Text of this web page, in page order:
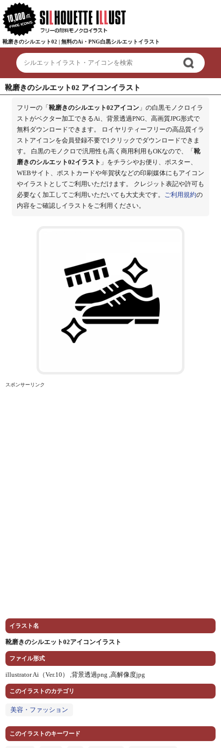
靴磨きのシルエット02 | 無料のAi・PNG白黒シルエットイラスト
靴磨きのシルエット02 アイコンイラスト
フリーの「 靴磨きのシルエット02アイコン」の白黒モノクロイラ
ストがベクター加工できるAi、背景透過PNG、高画質JPG形式で
無料ダウンロードできます。 ロイヤリティーフリーの高品質イラ
ストアイコンを会員登録不要で1クリックでダウンロードできま
す。 白黒のモノクロで汎用性も高く商用利用もOKなので、「 靴
磨きのシルエット02イラスト 」をチラシやお便り、ポスター、
WEBサイト、ポストカードや年賀状などの印刷媒体にもアイコン
やイラストとしてご利用いただけます。 クレジット表記や許可も
必要なく加工してご利用いただいても大丈夫です。 ご利用規約の
内容をご確認しイラストをご利用ください。
スポンサーリンク
イラスト名
靴磨きのシルエット02アイコンイラスト
ファイル形式
illustrator Ai（Ver.10） ,背景透過png ,高解像度jpg
このイラストのカテゴリ
美容・ファッション
このイラストのキーワード